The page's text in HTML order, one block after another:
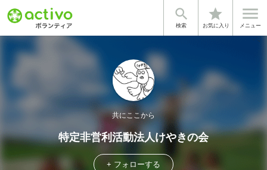

検索
star
お気に入り

メニュー
共にここから
特定非営利活動法人けやきの会
+ フォローする